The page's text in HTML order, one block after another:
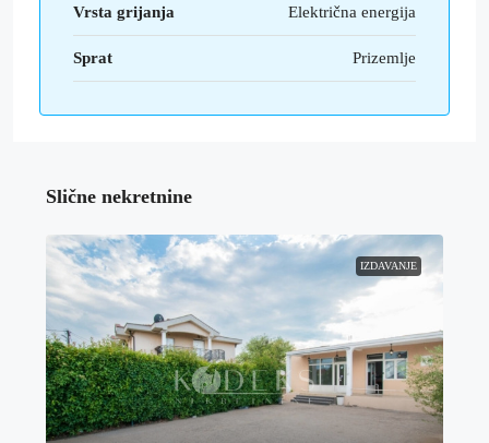
Vrsta grijanja Električna energija
Sprat Prizemlje
Slične nekretnine
IZDAVANJE